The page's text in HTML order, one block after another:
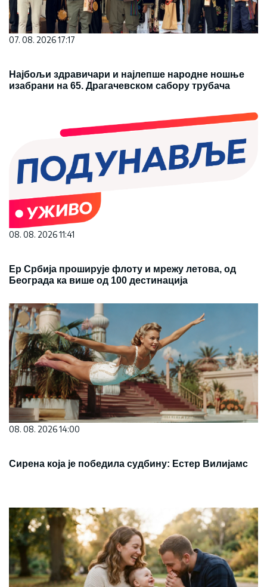
07. 08. 2026 17:17
Најбољи здравичари и најлепше народне ношње
изабрани на 65. Драгачевском сабору трубача
08. 08. 2026 11:41
Ер Србија проширује флоту и мрежу летова, од
Београда ка више од 100 дестинација
08. 08. 2026 14:00
Сирена која је победила судбину: Естер Вилијамс